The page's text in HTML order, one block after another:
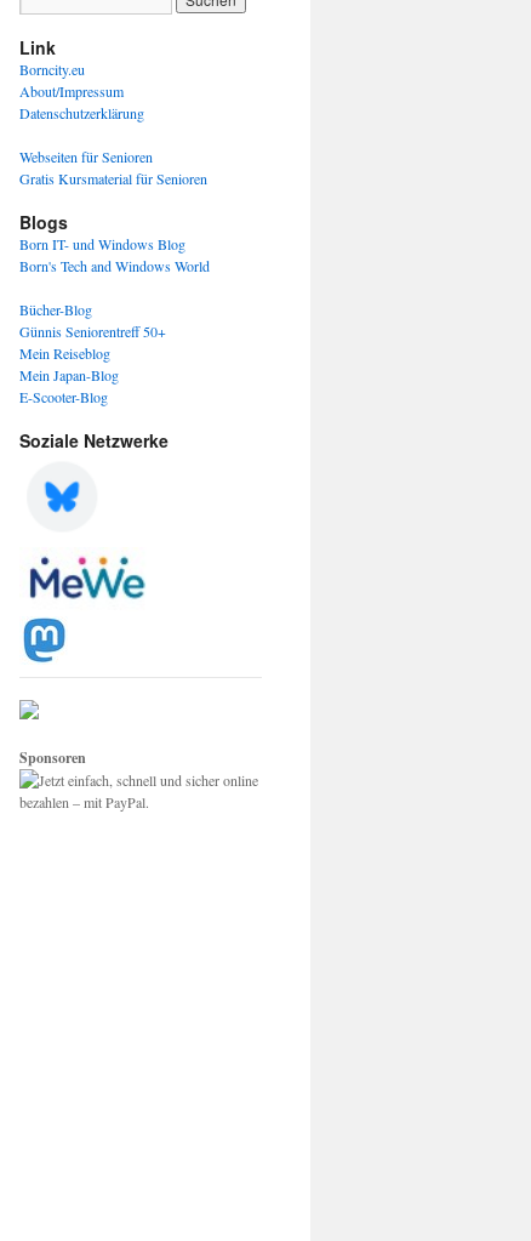
Link
Borncity.eu
About/Impressum
Datenschutzerklärung
Webseiten für Senioren
Gratis Kursmaterial für Senioren
Blogs
Born IT- und Windows Blog
Born's Tech and Windows World
Bücher-Blog
Günnis Seniorentreff 50+
Mein Reiseblog
Mein Japan-Blog
E-Scooter-Blog
Soziale Netzwerke
Sponsoren